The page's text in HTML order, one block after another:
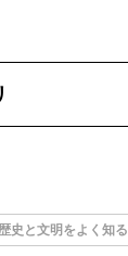
史と文明をよく知る